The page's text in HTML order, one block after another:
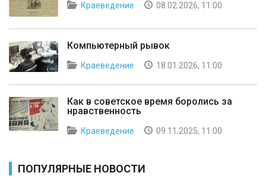
Краеведение 08.02.2026, 11:00
Компьютерный рывок
Краеведение 18.01.2026, 11:00
Как в советское время боролись за
нравственность
Краеведение 09.11.2025, 11:00
ПОПУЛЯРНЫЕ НОВОСТИ